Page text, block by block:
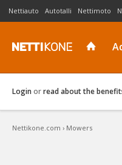
Nettiauto Autotalli Nettimoto
Login orread about the
Nettikone.com › Mowers